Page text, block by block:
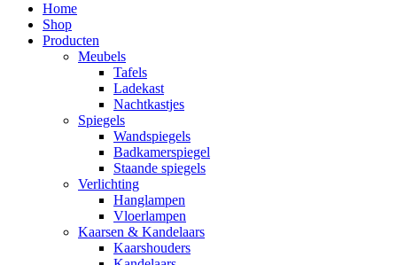
Home
Shop
Producten
Meubels
Tafels
Ladekast
Nachtkastjes
Spiegels
Wandspiegels
Badkamerspiegel
Staande spiegels
Verlichting
Hanglampen
Vloerlampen
Kaarsen & Kandelaars
Kaarshouders